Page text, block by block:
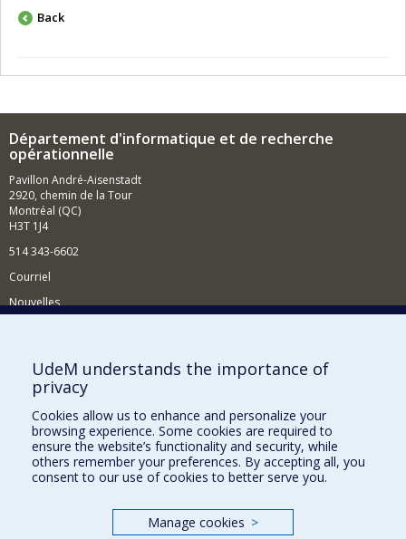
Back
Département d'informatique et de recherche
opérationnelle
Pavillon André-Aisenstadt
2920, chemin de la Tour
Montréal (QC)
H3T 1J4
514 343-6602
Courriel
Nouvelles
Comment soutenir le Département?
BESOIN D'AIDE?
Plan du site
Signaler une erreur
Accessibilité
Nos départements et écoles
UdeM understands the importance of
privacy
Cookies allow us to enhance and personalize your
browsing experience. Some cookies are required to
ensure the website’s functionality and security, while
others remember your preferences. By accepting all, you
consent to our use of cookies to better serve you.
Manage cookies >